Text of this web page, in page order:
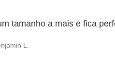
tamanho a mais e fica
L.